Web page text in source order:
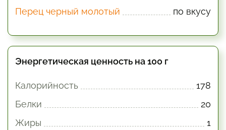
Перец черный молотый
по вкусу
Энергетическая ценность на 100 г
Калорийность
178
Белки
20
Жиры
1